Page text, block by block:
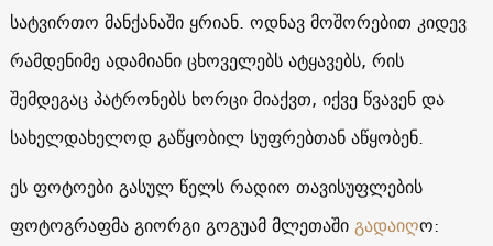
სატვირთო მანქანაში ყრიან. ოდნავ მოშორებით კიდევ
რამდენიმე ადამიანი ცხოველებს ატყავებს, რის
შემდეგაც პატრონებს ხორცი მიაქვთ, იქვე წვავენ და
სახელდახელოდ გაწყობილ სუფრებთან აწყობენ.
ეს ფოტოები გასულ წელს რადიო თავისუფლების
ფოტოგრაფმა გიორგი გოგუამ მლეთაშიგადაიღო: